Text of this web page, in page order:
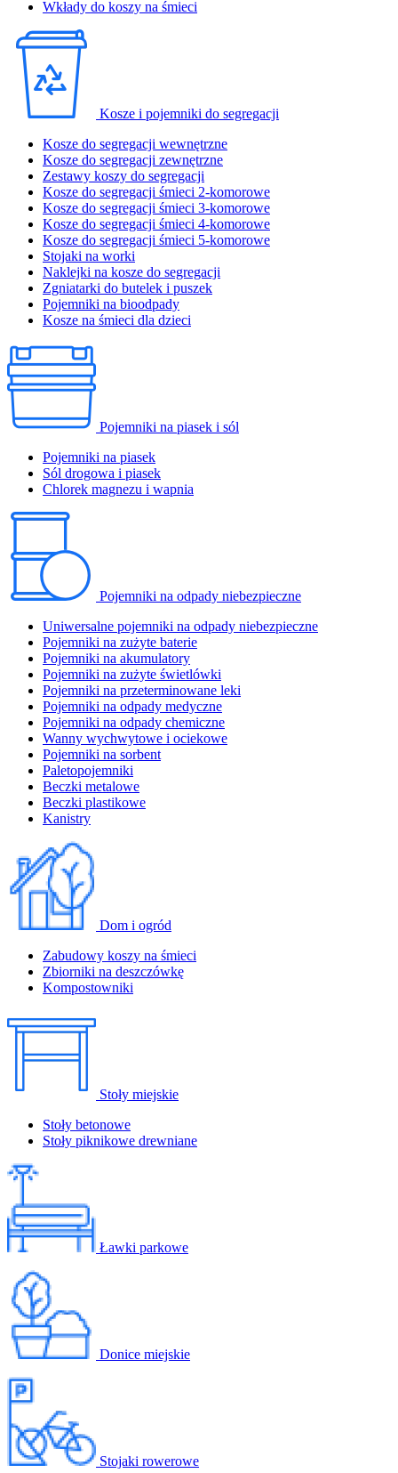
Wkłady do koszy na śmieci
Kosze i pojemniki do segregacji
Kosze do segregacji wewnętrzne
Kosze do segregacji zewnętrzne
Zestawy koszy do segregacji
Kosze do segregacji śmieci 2-komorowe
Kosze do segregacji śmieci 3-komorowe
Kosze do segregacji śmieci 4-komorowe
Kosze do segregacji śmieci 5-komorowe
Stojaki na worki
Naklejki na kosze do segregacji
Zgniatarki do butelek i puszek
Pojemniki na bioodpady
Kosze na śmieci dla dzieci
Pojemniki na piasek i sól
Pojemniki na piasek
Sól drogowa i piasek
Chlorek magnezu i wapnia
Pojemniki na odpady niebezpieczne
Uniwersalne pojemniki na odpady niebezpieczne
Pojemniki na zużyte baterie
Pojemniki na akumulatory
Pojemniki na zużyte świetlówki
Pojemniki na przeterminowane leki
Pojemniki na odpady medyczne
Pojemniki na odpady chemiczne
Wanny wychwytowe i ociekowe
Pojemniki na sorbent
Paletopojemniki
Beczki metalowe
Beczki plastikowe
Kanistry
Dom i ogród
Zabudowy koszy na śmieci
Zbiorniki na deszczówkę
Kompostowniki
Stoły miejskie
Stoły betonowe
Stoły piknikowe drewniane
Ławki parkowe
Donice miejskie
Stojaki rowerowe